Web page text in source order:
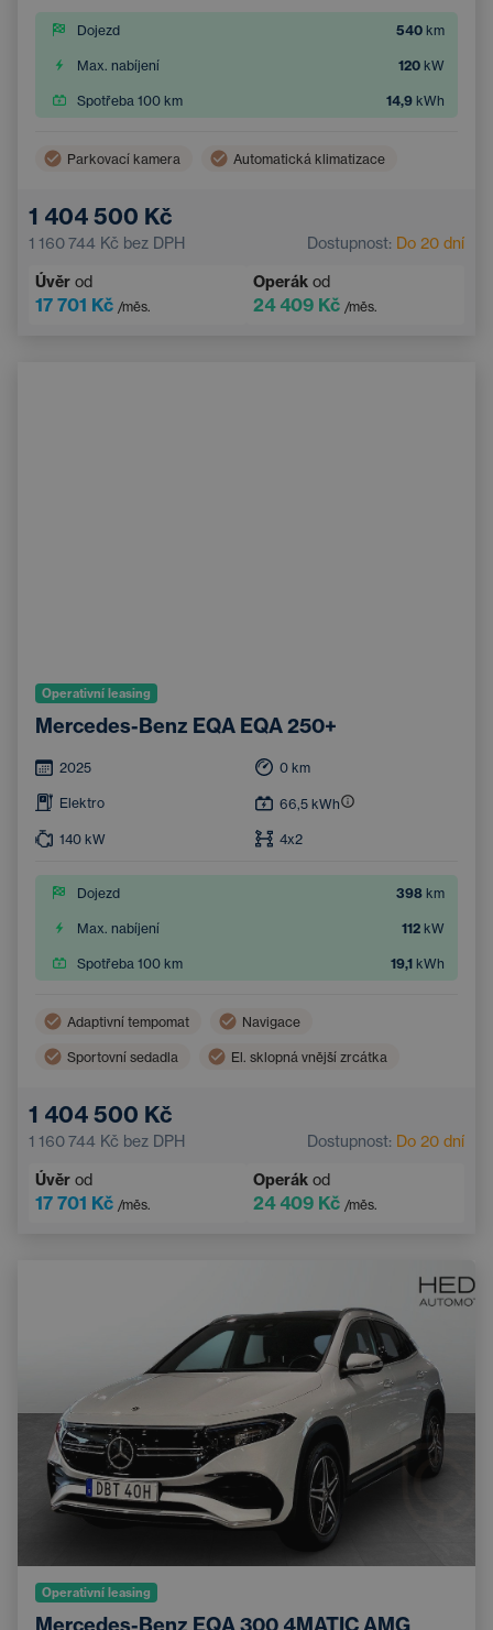
Dojezd 540 km
Max. nabíjení 120 kW
Spotřeba 100 km 14,9 kWh
Parkovací kamera Automatická klimatizace
1 404 500 Kč
1 160 744 Kč bez DPH Dostupnost: Do 20 dní
Úvěr od
17 701 Kč /měs.
Operák od
24 409 Kč /měs.
Operativní leasing
Mercedes-Benz EQA EQA 250+
2025 0 km
Elektro 66,5 kWh
140 kW 4x2
Dojezd 398 km
Max. nabíjení 112 kW
Spotřeba 100 km 19,1 kWh
Adaptivní tempomat Navigace
Sportovní sedadla El. sklopná vnější zrcátka
1 404 500 Kč
1 160 744 Kč bez DPH Dostupnost: Do 20 dní
Úvěr od
17 701 Kč /měs.
Operák od
24 409 Kč /měs.
Operativní leasing
Mercedes-Benz EQA 300 4MATIC AMG